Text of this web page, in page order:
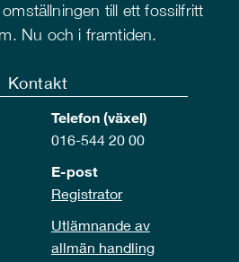
till ett fossilfritt
Nu och i framtiden.
Kontakt
Telefon (växel)
016-544 20 00
E-post
Registrator
Utlämnande av
allmän handling